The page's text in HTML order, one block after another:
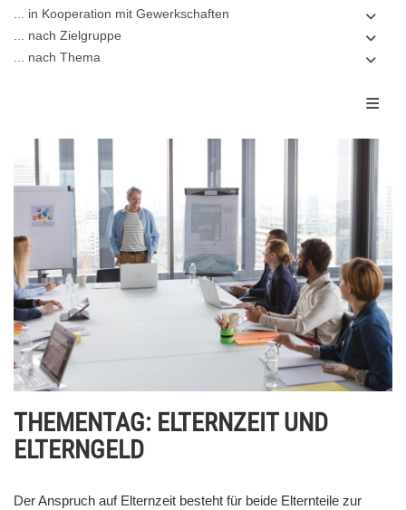
... in Kooperation mit Gewerkschaften
... nach Zielgruppe
... nach Thema
THEMENTAG: ELTERNZEIT UND
ELTERNGELD
Der Anspruch auf Elternzeit besteht für beide Elternteile zur